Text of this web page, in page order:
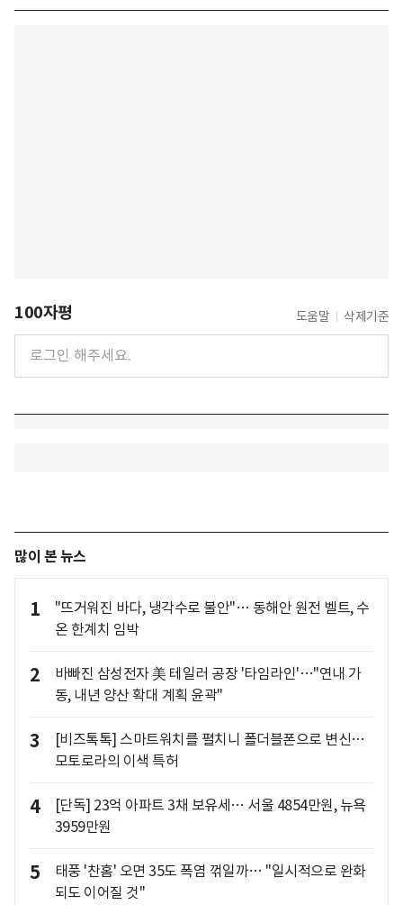
100자평 도움말 삭제기준
많이 본 뉴스
1
"뜨거워진 바다, 냉각수로 불안"… 동해안 원전 벨트, 수
온 한계치 임박
2
바빠진 삼성전자 美 테일러 공장 '타임라인'…"연내 가
동, 내년 양산 확대 계획 윤곽"
3
[비즈톡톡] 스마트워치를 펼치니 폴더블폰으로 변신…
모토로라의 이색 특허
4
[단독] 23억 아파트 3채 보유세… 서울 4854만원, 뉴욕
3959만원
5
태풍 '찬홈' 오면 35도 폭염 꺾일까… "일시적으로 완화
되도 이어질 것"